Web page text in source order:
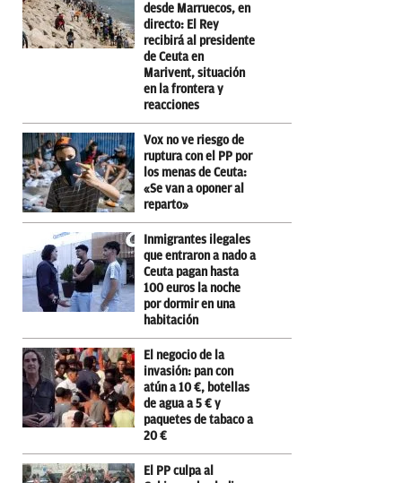
desde Marruecos, en
directo: El Rey
recibirá al presidente
de Ceuta en
Marivent, situación
en la frontera y
reacciones
Vox no ve riesgo de
ruptura con el PP por
los menas de Ceuta:
«Se van a oponer al
reparto»
Inmigrantes ilegales
que entraron a nado a
Ceuta pagan hasta
100 euros la noche
por dormir en una
habitación
El negocio de la
invasión: pan con
atún a 10 €, botellas
de agua a 5 € y
paquetes de tabaco a
20 €
El PP culpa al